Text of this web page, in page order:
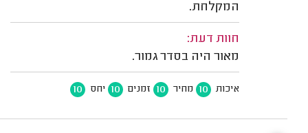
המקלחת.
חוות דעת:
מאור היה בסדר גמור.
איכות 10 מחיר 10 זמנים 10 יחס 10